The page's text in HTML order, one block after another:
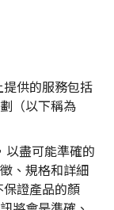
提供的服務包括
（以下稱為
以盡可能準確的
、規格和詳細
保證產品的顏